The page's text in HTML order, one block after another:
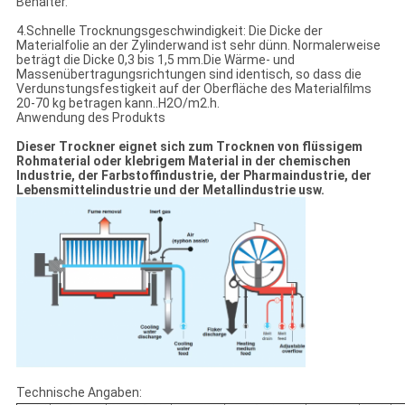
4.Schnelle Trocknungsgeschwindigkeit: Die Dicke der
Materialfolie an der Zylinderwand ist sehr dünn. Normalerweise
beträgt die Dicke 0,3 bis 1,5 mm.Die Wärme- und
Massenübertragungsrichtungen sind identisch, so dass die
Verdunstungsfestigkeit auf der Oberfläche des Materialfilms
20-70 kg betragen kann..H2O/m2.h.
Anwendung des Produkts
Dieser Trockner eignet sich zum Trocknen von flüssigem
Rohmaterial oder klebrigem Material in der chemischen
Industrie, der Farbstoffindustrie, der Pharmaindustrie, der
Lebensmittelindustrie und der Metallindustrie usw.
Technische Angaben: